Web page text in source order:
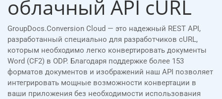
облачный API cURL
GroupDocs.Conversion Cloud — это надежный REST API,
разработанный специально для разработчиков cURL,
которым необходимо легко конвертировать документы
Word (CF2) в ODP. Благодаря поддержке более 153
форматов документов и изображений наш API позволяет
интегрировать мощные возможности конвертации в
ваши приложения без необходимости использования